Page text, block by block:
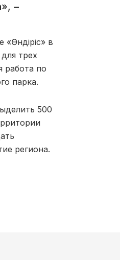
–
в
трех
работа по
парка.
500
региона.